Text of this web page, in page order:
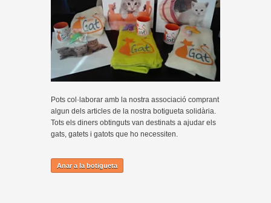
Pots col·laborar amb la nostra associació comprant
algun dels articles de la nostra botigueta solidària.
Tots els diners obtinguts van destinats a ajudar els
gats, gatets i gatots que ho necessiten.
Anar a la botigueta